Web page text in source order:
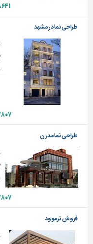
تاسیسات
ساختمان
شهرسازی،
ترافیک
و
سازه
سایر
طراحی نما در مشهد
طراحی نما مدرن
فروش ترموود